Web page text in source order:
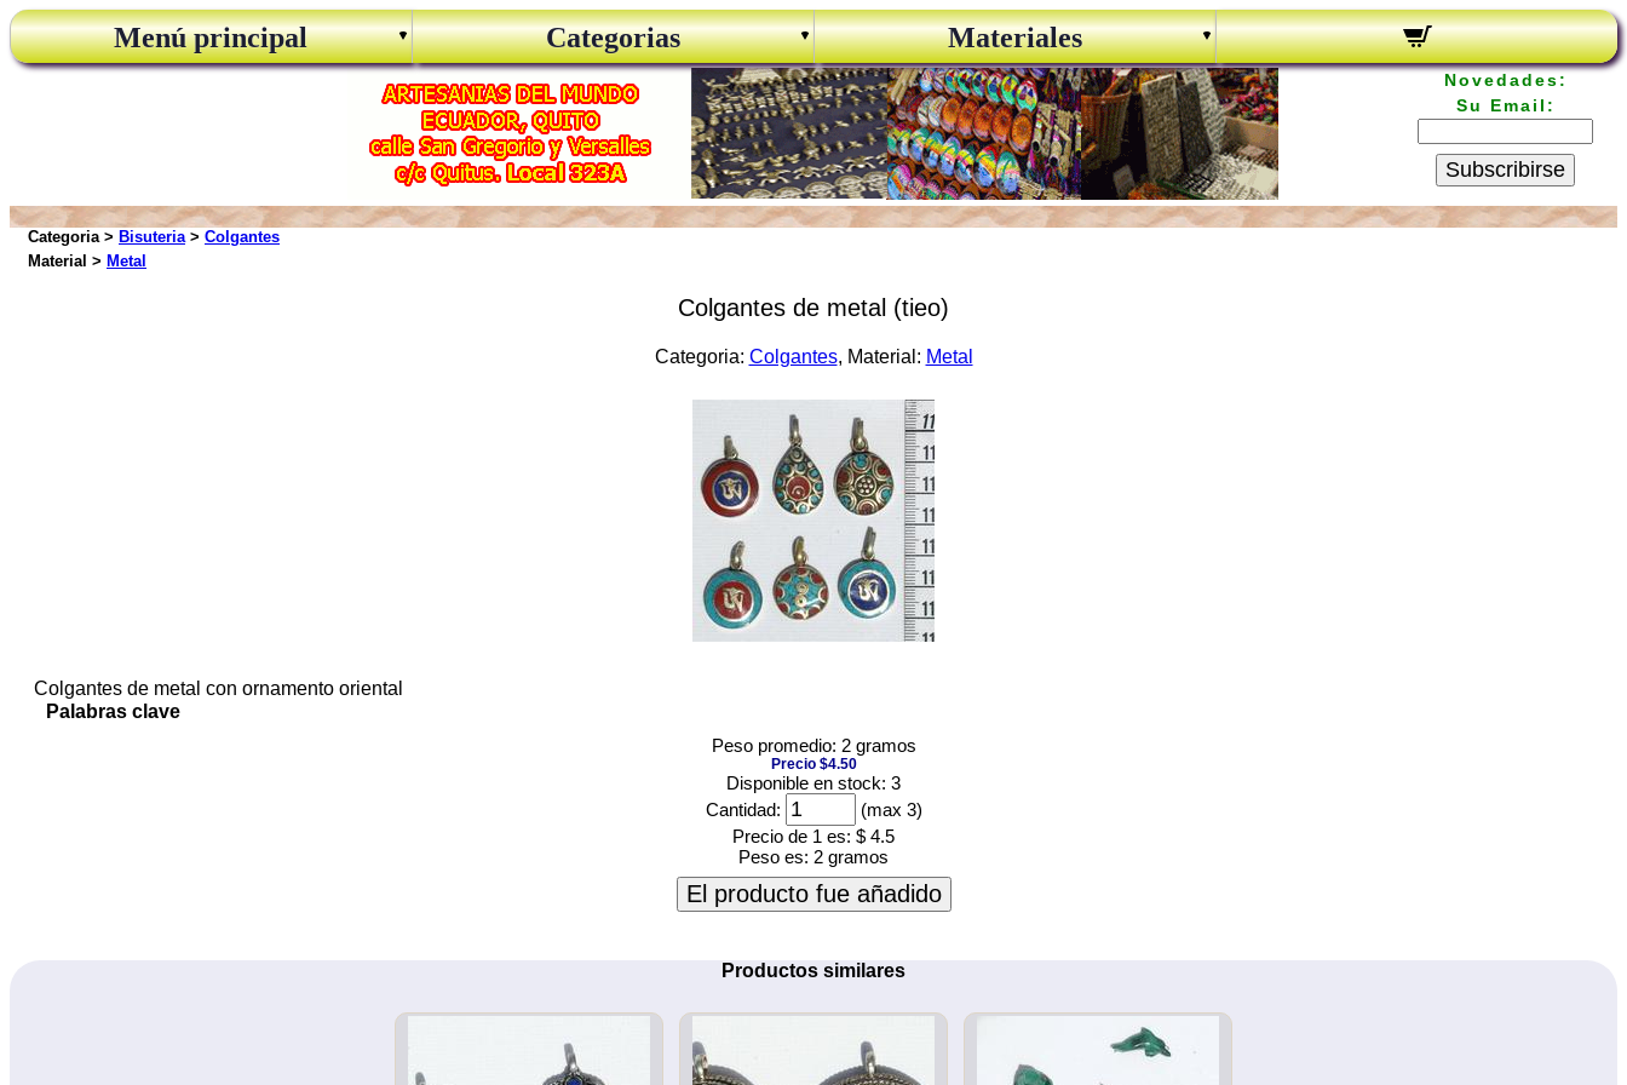
Menú principal Categorias Materiales
Novedades:
Su Email:
Subscribirse
Categoria > Bisuteria> Colgantes
Material > Metal
Colgantes de metal (tieo)
Categoria: Colgantes, Material: Metal
Colgantes de metal con ornamento oriental
Palabras clave
Peso promedio: 2 gramos
Precio $4.50
Disponible en stock: 3
Cantidad:
(max 3)
Precio de 1 es: $ 4.5
Peso es: 2 gramos
El producto fue añadido
Productos similares